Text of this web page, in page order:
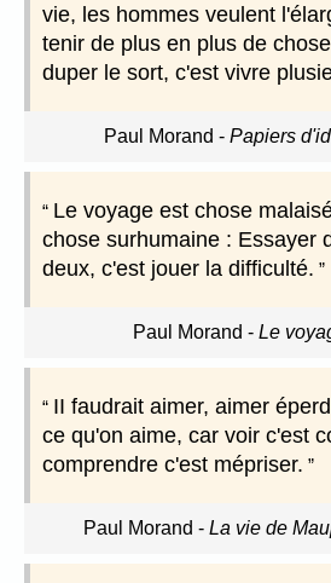
vie, les hommes veulent
tenir de plus en plus de
duper le sort, c'est vivre
Paul Morand - Papiers
Le voyage est chose
chose surhumaine : Essayer
deux, c'est jouer la difficulté.
Paul Morand - Le
II faudrait aimer, aimer
ce qu'on aime, car voir c'est
comprendre c'est mépriser.
Paul Morand - La vie de